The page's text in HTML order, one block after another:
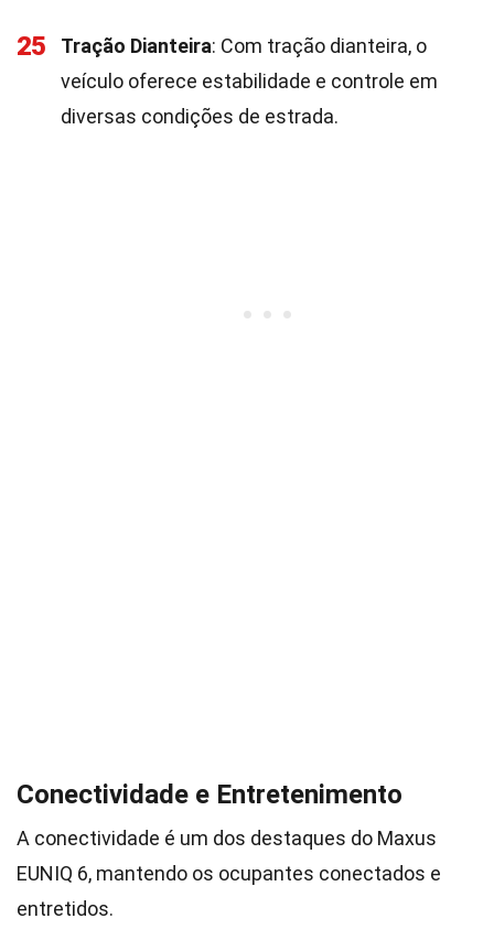
25 Tração Dianteira: Com tração dianteira, o
veículo oferece estabilidade e controle em
diversas condições de estrada.
Conectividade e Entretenimento
A conectividade é um dos destaques do Maxus
EUNIQ 6, mantendo os ocupantes conectados e
entretidos.